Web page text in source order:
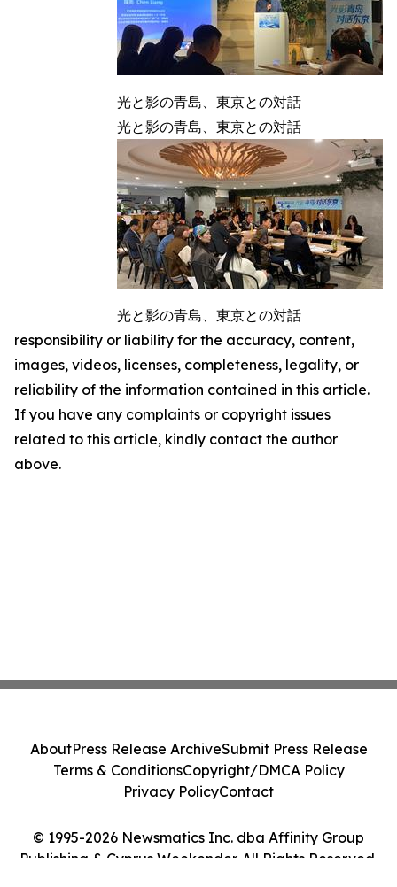
光と影の青島、東京との対話
光と影の青島、東京との対話
光と影の青島、東京との対話
responsibility or liability for the accuracy, content,
images, videos, licenses, completeness, legality, or
reliability of the information contained in this article.
If you have any complaints or copyright issues
related to this article, kindly contact the author
above.
© 1995-2026 Newsmatics Inc. dba Affinity Group
Publishing & Cyprus Weekender. All Rights Reserved.
AboutPress Release ArchiveSubmit Press Release
Terms & ConditionsCopyright/DMCA Policy
Privacy PolicyContact